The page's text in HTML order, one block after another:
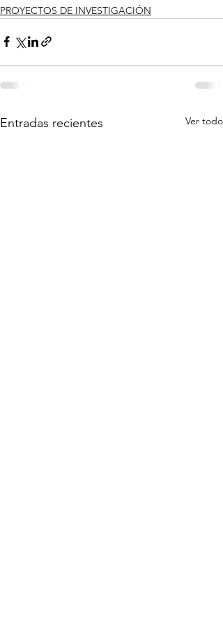
PROYECTOS DE INVESTIGACIÓN
Entradas recientes Ver todo